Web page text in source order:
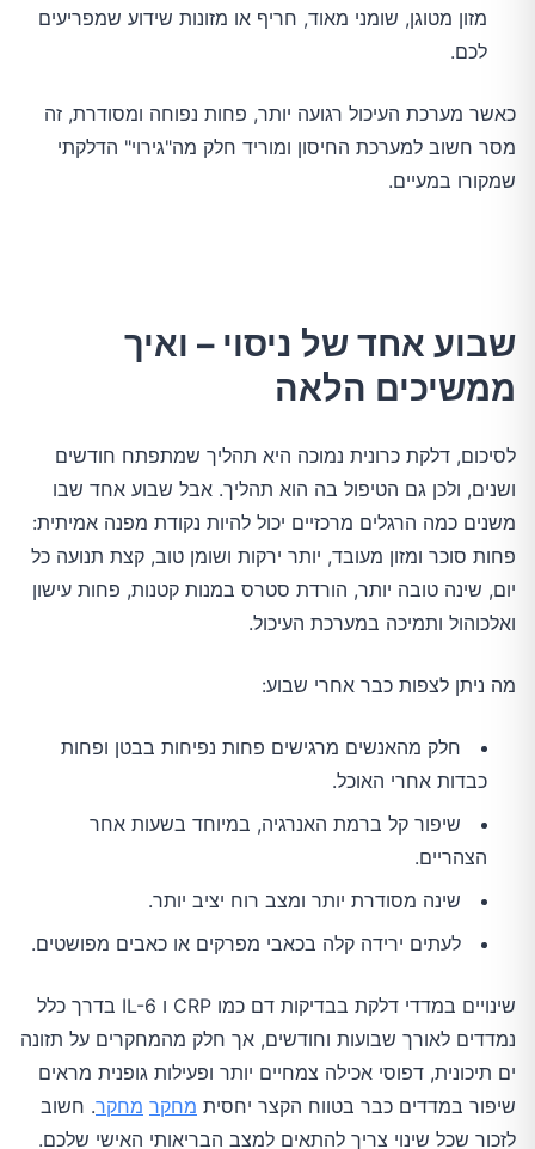
מזון מטוגן, שומני מאוד, חריף או מזונות שידוע שמפריעים
לכם.
כאשר מערכת העיכול רגועה יותר, פחות נפוחה ומסודרת, זה
מסר חשוב למערכת החיסון ומוריד חלק מה"גירוי" הדלקתי
שמקורו במעיים.
שבוע אחד של ניסוי – ואיך
ממשיכים הלאה
לסיכום, דלקת כרונית נמוכה היא תהליך שמתפתח חודשים
ושנים, ולכן גם הטיפול בה הוא תהליך. אבל שבוע אחד שבו
משנים כמה הרגלים מרכזיים יכול להיות נקודת מפנה אמיתית:
פחות סוכר ומזון מעובד, יותר ירקות ושומן טוב, קצת תנועה כל
יום, שינה טובה יותר, הורדת סטרס במנות קטנות, פחות עישון
ואלכוהול ותמיכה במערכת העיכול.
מה ניתן לצפות כבר אחרי שבוע:
חלק מהאנשים מרגישים פחות נפיחות בבטן ופחות
כבדות אחרי האוכל.
שיפור קל ברמת האנרגיה, במיוחד בשעות אחר
הצהריים.
שינה מסודרת יותר ומצב רוח יציב יותר.
לעתים ירידה קלה בכאבי מפרקים או כאבים מפושטים.
שינויים במדדי דלקת בבדיקות דם כמו CRP ו IL-6 בדרך כלל
נמדדים לאורך שבועות וחודשים, אך חלק מהמחקרים על תזונה
ים תיכונית, דפוסי אכילה צמחיים יותר ופעילות גופנית מראים
שיפור במדדים כבר בטווח הקצר יחסית מחקר מחקר. חשוב
לזכור שכל שינוי צריך להתאים למצב הבריאותי האישי שלכם.